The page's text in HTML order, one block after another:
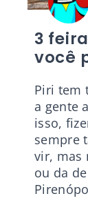
3
você
Piri tem
a gente
isso,
sempre
vir, mas
ou da